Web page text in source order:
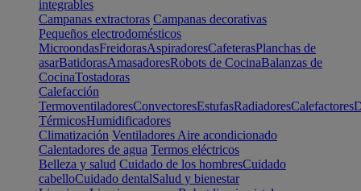
integrables
Campanas extractoras Campanas decorativas
Pequeños electrodomésticos
MicroondasFreidorasAspiradoresCafeterasPlanchas de
asarBatidorasAmasadoresRobots de CocinaBalanzas de
CocinaTostadoras
Calefacción
TermoventiladoresConvectoresEstufasRadiadoresCalefactores
TérmicosHumidificadores
Climatización Ventiladores Aire acondicionado
Calentadores de agua Termos eléctricos
Belleza y salud Cuidado de los hombresCuidado
cabelloCuidado dentalSalud y bienestar